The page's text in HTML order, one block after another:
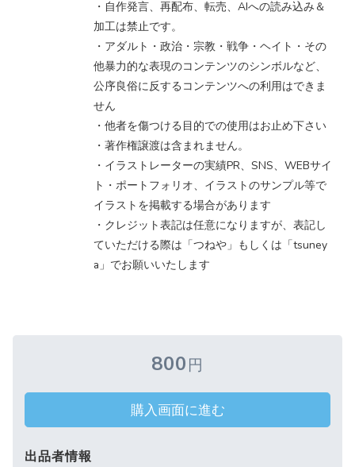
・自作発言、再配布、転売、AIへの読み込み＆
加工は禁止です。
・アダルト・政治・宗教・戦争・ヘイト・その
他暴力的な表現のコンテンツのシンボルなど、
公序良俗に反するコンテンツへの利用はできま
せん
・他者を傷つける目的での使用はお止め下さい
・著作権譲渡は含まれません。
・イラストレーターの実績PR、SNS、WEBサイ
ト・ポートフォリオ、イラストのサンプル等で
イラストを掲載する場合があります
・クレジット表記は任意になりますが、表記し
ていただける際は「つねや」もしくは「tsuney
a」でお願いいたします
800円
購入画面に進む
出品者情報